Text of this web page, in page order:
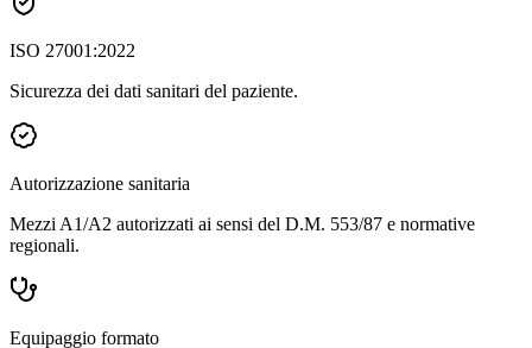
ISO 27001:2022
Sicurezza dei dati sanitari del paziente.
Autorizzazione sanitaria
Mezzi A1/A2 autorizzati ai sensi del D.M. 553/87 e normative
regionali.
Equipaggio formato